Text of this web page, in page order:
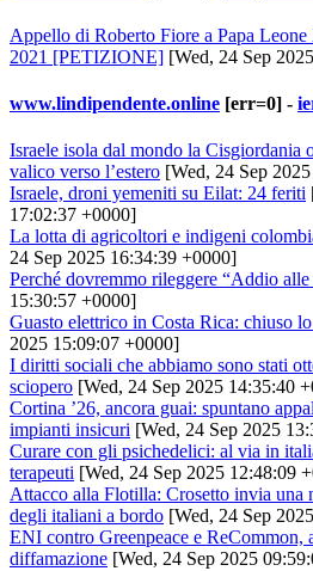
Appello di Roberto Fiore a Papa
2021 [PETIZIONE] [Wed, 24 Sep
www.lindipendente.online [err=0] -
Israele isola dal mondo la Cisgiordania
valico verso l’estero [Wed, 24 Sep
Israele, droni yemeniti su Eilat: 24 feriti
17:02:37 +0000]
La lotta di agricoltori e indigeni
24 Sep 2025 16:34:39 +0000]
Perché dovremmo rileggere “Addio alle
15:30:57 +0000]
Guasto elettrico in Costa Rica: chiuso
2025 15:09:07 +0000]
I diritti sociali che abbiamo sono stati
sciopero [Wed, 24 Sep 2025 14:35:40
Cortina ’26, ancora guai: spuntano
impianti insicuri [Wed, 24 Sep 2025
Curare con gli psichedelici: al via in
terapeuti [Wed, 24 Sep 2025 12:48:09
Attacco alla Flotilla: Crosetto invia una
degli italiani a bordo [Wed, 24 Sep
ENI contro Greenpeace e ReCommon,
diffamazione [Wed, 24 Sep 2025